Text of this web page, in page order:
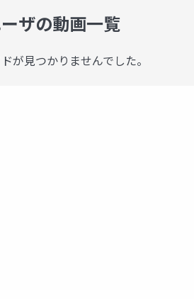
ザの動画一覧
が見つかりませんでした。